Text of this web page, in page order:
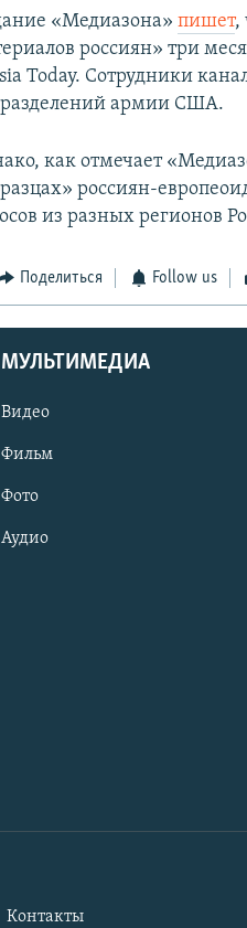
«Медиазона»пишет,
россиян» три
Today. Сотрудники
армии США.
как отмечает
россиян-
из разных регионов
Поделиться Follow us
МУЛЬТИМЕДИА
Видео
Фильм
Фото
Аудио
Контакты